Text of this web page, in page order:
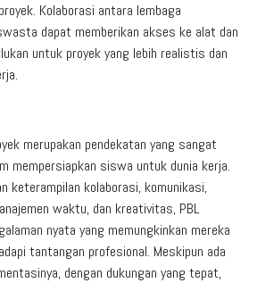
Kolaborasi antara lembaga
dapat memberikan akses ke alat dan
untuk proyek yang lebih realistis dan
merupakan pendekatan yang sangat
mempersiapkan siswa untuk dunia kerja.
keterampilan kolaborasi, komunikasi,
waktu, dan kreativitas, PBL
nyata yang memungkinkan mereka
tantangan profesional. Meskipun ada
dengan dukungan yang tepat,